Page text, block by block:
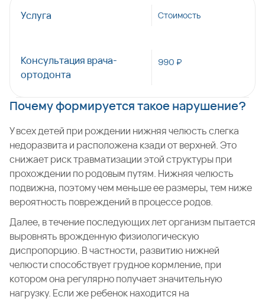
Услуга Стоимость
Консультация врача-
ортодонта
990 ₽
Почему формируется такое нарушение?
У всех детей при рождении нижняя челюсть слегка
недоразвита и расположена кзади от верхней. Это
снижает риск травматизации этой структуры при
прохождении по родовым путям. Нижняя челюсть
подвижна, поэтому чем меньше ее размеры, тем ниже
вероятность повреждений в процессе родов.
Далее, в течение последующих лет организм пытается
выровнять врожденную физиологическую
диспропорцию. В частности, развитию нижней
челюсти способствует грудное кормление, при
котором она регулярно получает значительную
нагрузку. Если же ребенок находится на